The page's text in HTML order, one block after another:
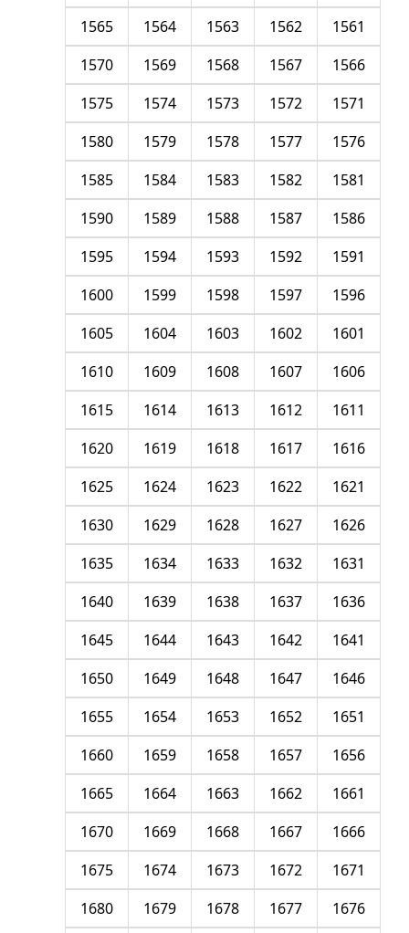
1561
1562
1563
1564
1565
1566
1567
1568
1569
1570
1571
1572
1573
1574
1575
1576
1577
1578
1579
1580
1581
1582
1583
1584
1585
1586
1587
1588
1589
1590
1591
1592
1593
1594
1595
1596
1597
1598
1599
1600
1601
1602
1603
1604
1605
1606
1607
1608
1609
1610
1611
1612
1613
1614
1615
1616
1617
1618
1619
1620
1621
1622
1623
1624
1625
1626
1627
1628
1629
1630
1631
1632
1633
1634
1635
1636
1637
1638
1639
1640
1641
1642
1643
1644
1645
1646
1647
1648
1649
1650
1651
1652
1653
1654
1655
1656
1657
1658
1659
1660
1661
1662
1663
1664
1665
1666
1667
1668
1669
1670
1671
1672
1673
1674
1675
1676
1677
1678
1679
1680